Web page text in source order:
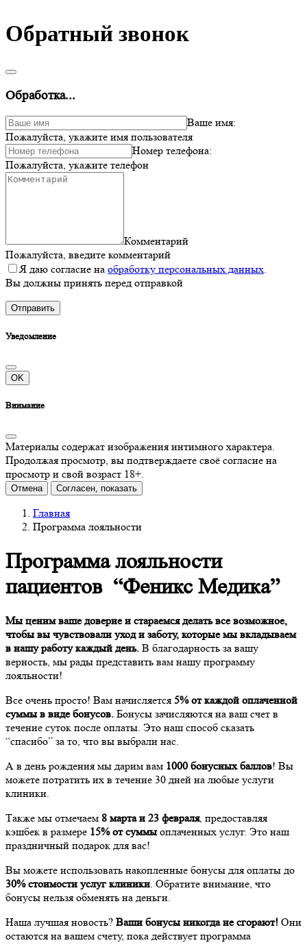
Обратный звонок
Обработка...
Ваше имя:
Пожалуйста, укажите имя пользователя
Номер телефона:
Пожалуйста, укажите телефон
Комментарий
Пожалуйста, введите комментарий
Я даю согласие на обработку персональных данных.
Вы должны принять перед отправкой
Отправить
Уведомление
OK
Внимание
Материалы содержат изображения интимного характера.
Продолжая просмотр, вы подтверждаете своё согласие на
просмотр и свой возраст 18+.
Отмена Согласен, показать
Главная
Программа лояльности
Программа лояльности
пациентов “Феникс Медика”
Мы ценим ваше доверие и стараемся делать все возможное,
чтобы вы чувствовали уход и заботу, которые мы вкладываем
в нашу работу каждый день. В благодарность за вашу
верность, мы рады представить вам нашу программу
лояльности!
Все очень просто! Вам начисляется 5% от каждой оплаченной
суммы в виде бонусов. Бонусы зачисляются на ваш счет в
течение суток после оплаты. Это наш способ сказать
“спасибо” за то, что вы выбрали нас.
А в день рождения мы дарим вам 1000 бонусных баллов! Вы
можете потратить их в течение 30 дней на любые услуги
клиники.
Также мы отмечаем 8 марта и 23 февраля, предоставляя
кэшбек в размере 15% от суммы оплаченных услуг. Это наш
праздничный подарок для вас!
Вы можете использовать накопленные бонусы для оплаты до
30% стоимости услуг клиники. Обратите внимание, что
бонусы нельзя обменять на деньги.
Наша лучшая новость? Ваши бонусы никогда не сгорают! Они
остаются на вашем счету, пока действует программа